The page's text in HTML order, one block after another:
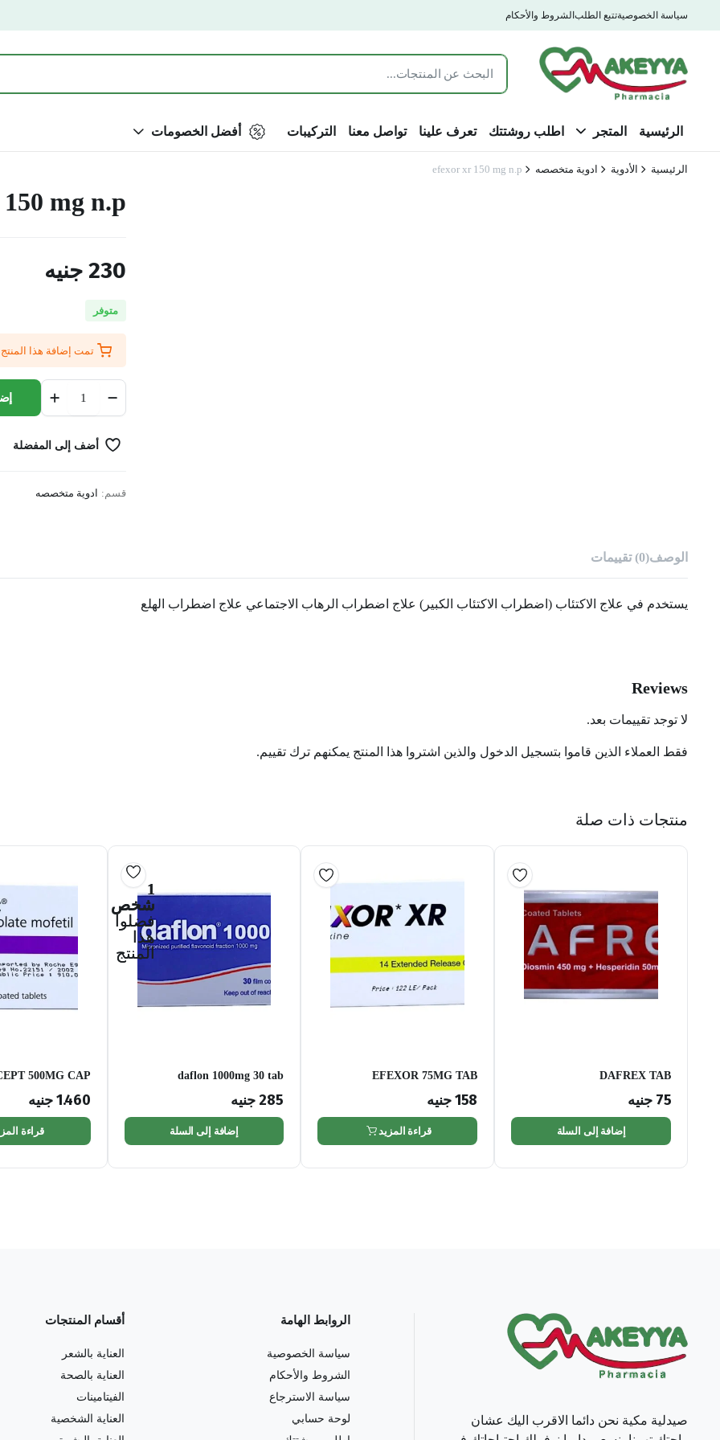
سياسة الخصوصيةتتبع الطلب الشروط والأحكام
الرئيسية المتجر اطلب روشتتك تعرف علينا تواصل معنا التركيبات أفضل الخصومات
الرئيسية الأدوية ادوية متخصصه efexor xr 150 mg n.p
mg n.p
230 جنيه
متوفر
تمت إضافة هذا
150
n.p
أضف إلى المفضلة
قسم: ادوية متخصصه
الوصف(0) تقييمات
يستخدم في علاج الاكتئاب (اضطراب الاكتئاب الكبير) علاج اضطراب الرهاب الاجتماعي علاج اضطراب الهلع
Reviews
لا توجد تقييمات بعد.
فقط العملاء الذين قاموا بتسجيل الدخول والذين اشتروا هذا المنتج يمكنهم ترك تقييم.
منتجات ذات صلة
DAFREX TAB
75 جنيه
إضافة إلى السلة
EFEXOR 75MG TAB
158جنيه
قراءة المزيد
1
شخص
فضلوا
هذا
المنتج
daflon 1000mg 30 tab
285 جنيه
إضافة إلى السلة
500MG CAP
1.460جنيه
قراءة
صيدلية مكية نحن دائما الاقرب اليك عشان
الروابط الهامة
سياسة الخصوصية
الشروط والأحكام
سياسة الاسترجاع
لوحة حسابي
أقسام المنتجات
العناية بالشعر
العناية بالصحة
الفيتامينات
العناية الشخصية